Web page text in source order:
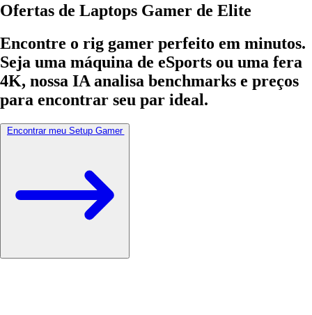
Ofertas de Laptops Gamer de Elite
Encontre o rig gamer perfeito em minutos.
Seja uma máquina de eSports ou uma fera
4K, nossa IA analisa benchmarks e preços
para encontrar seu par ideal.
Encontrar meu Setup Gamer